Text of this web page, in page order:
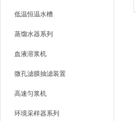
低温恒温水槽
蒸馏水器系列
血液溶浆机
微孔滤膜抽滤装置
高速匀浆机
环境采样器系列